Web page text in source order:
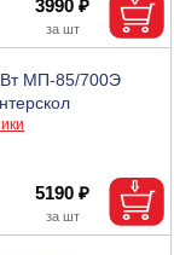
3990 ₽
Вт МП-85/700Э
5190 ₽